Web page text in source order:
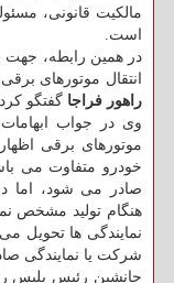
مالکیت قانونی،
است.
در همین رابطه،
انتقال موتورهای برقی
راهور فراجا گفتگو
وی در جواب
موتورهای برقی
خودرو متفاوت می
صادر می شود، اما
هنگام تولید مشخص
نمایندگی ها تحویل
شرکت یا نمایندگی
جانشین رئیس پلیس